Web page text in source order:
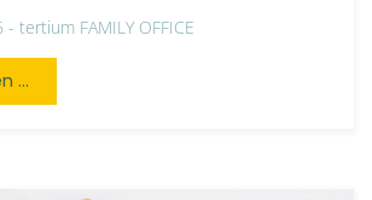
- tertium FAMILY OFFICE
...